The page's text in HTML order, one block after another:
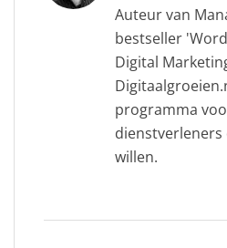
Auteur van
bestseller
Digital
programma
dienstverleners
willen.